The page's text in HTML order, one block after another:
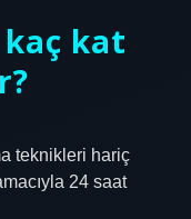
kaç kat
teknikleri hariç
24 saat